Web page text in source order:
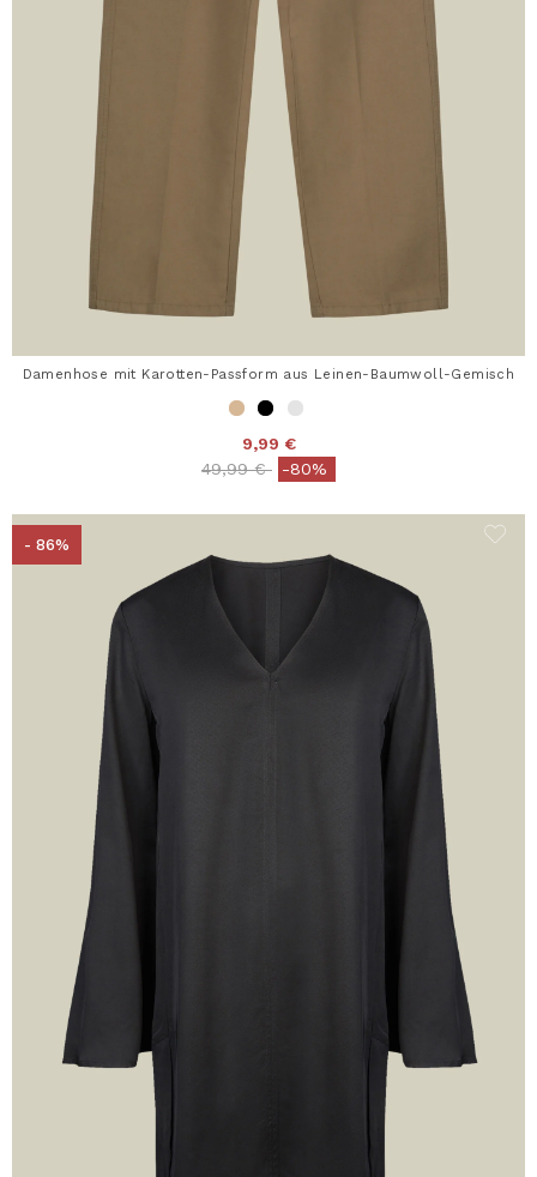
Damenhose mit Karotten-Passform aus Leinen-Baumwoll-Gemisch
9,99 €
Price reduced from
49,99 €to-80%
- 86%